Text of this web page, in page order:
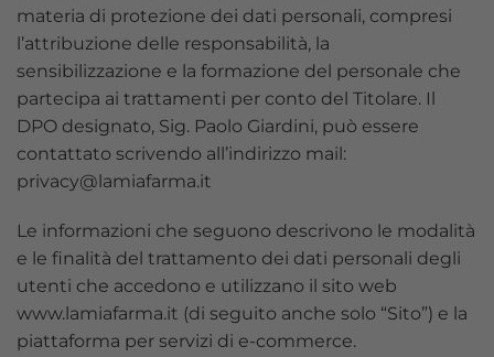
materia di protezione dei dati personali, compresi
l’attribuzione delle responsabilità, la
sensibilizzazione e la formazione del personale che
partecipa ai trattamenti per conto del Titolare. Il
DPO designato, Sig. Paolo Giardini, può essere
contattato scrivendo all’indirizzo mail:
privacy@lamiafarma.it
Le informazioni che seguono descrivono le modalità
e le finalità del trattamento dei dati personali degli
utenti che accedono e utilizzano il sito web
www.lamiafarma.it (di seguito anche solo “Sito”) e la
piattaforma per servizi di e-commerce.